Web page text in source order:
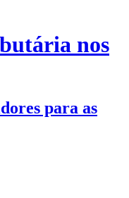
nos
para as